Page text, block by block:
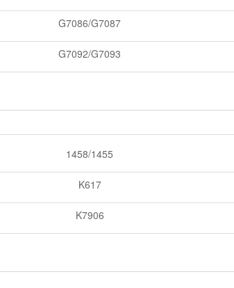
G7086/G7087
G7092/G7093
1458/1455
K617
K7906